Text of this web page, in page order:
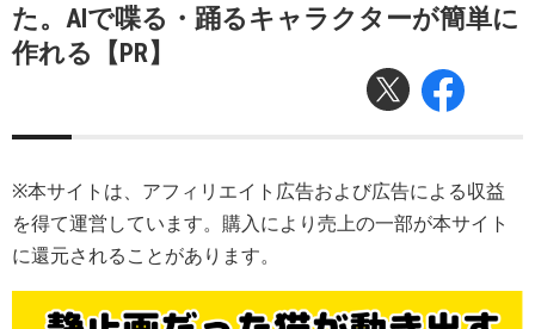
た。AIで喋る・踊るキャラクターが簡単に
作れる【PR】
※本サイトは、アフィリエイト広告および広告による収益
を得て運営しています。購入により売上の一部が本サイト
に還元されることがあります。